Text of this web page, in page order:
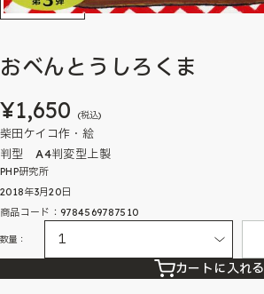
おべんとうしろくま
¥1,650 (税込)
柴田ケイコ作・絵
判型 A4判変型上製
PHP研究所
2018年3月20日
商品コード：9784569787510
数量：
カートに入れる